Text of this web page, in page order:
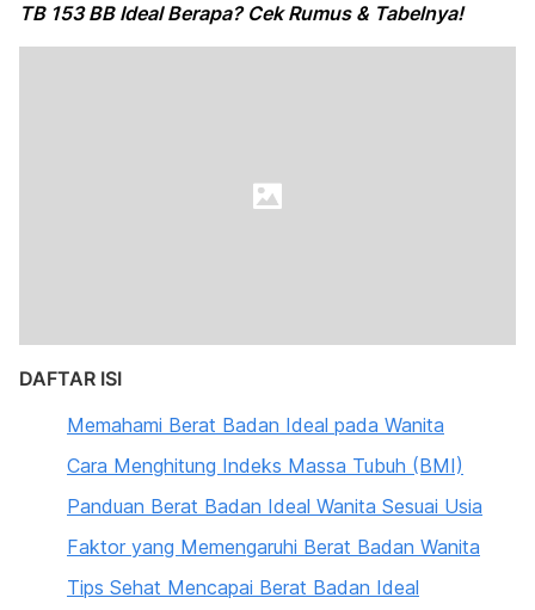
TB 153 BB Ideal Berapa? Cek Rumus & Tabelnya!
DAFTAR ISI
Memahami Berat Badan Ideal pada Wanita
Cara Menghitung Indeks Massa Tubuh (BMI)
Panduan Berat Badan Ideal Wanita Sesuai Usia
Faktor yang Memengaruhi Berat Badan Wanita
Tips Sehat Mencapai Berat Badan Ideal